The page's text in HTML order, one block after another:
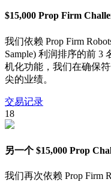
$15,000 Prop Firm
我们依赖 Prop Firm
Sample) 利润排序的前 3
机化功能，我们在确保
尖的业绩。
交易记录
18
另一个 $15,000 Prop
我们再次依赖 Prop Firm